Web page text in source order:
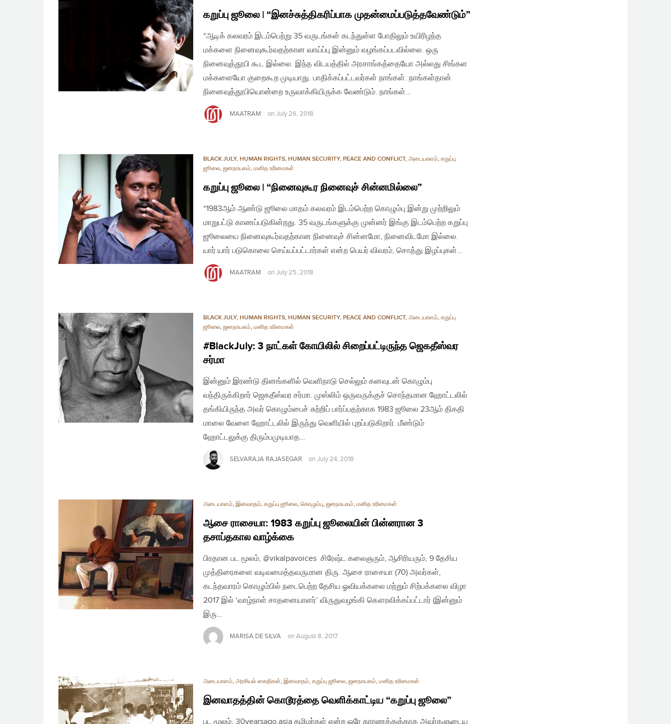
கறுப்பு ஜூலை | “இனச்சுத்திகரிப்பாக முதன்மைப்படுத்தவேண்டும்”
“ஆடிக் கலவரம் இடம்பெற்று 35 வருடங்கள் கடந்துள்ள போதிலும் உயிரிழந்த
மக்களை நினைவுகூர்வதற்கான வாய்ப்பு இன்னும் வழங்கப்படவில்லை. ஒரு
நினைவுத்தூபி கூட இல்லை. இந்த விடயத்தில் அரசாங்கத்தையோ அல்லது சிங்கள
மக்களையோ குறைகூற முடியாது. பாதிக்கப்பட்டவர்கள் நாங்கள். நாங்கள்தான்
நினைவுத்தூபியொன்றை உருவாக்கியிருக்க வேண்டும். நாங்கள்…
MAATRAM on July 26, 2018
BLACK JULY, HUMAN RIGHTS, HUMAN SECURITY, PEACE AND CONFLICT, அடையாளம், கறுப்பு
ஜூலை, ஜனநாயகம், மனித உரிமைகள்
கறுப்பு ஜூலை | “நினைவுகூர நினைவுச் சின்னமில்லை”
“1983ஆம் ஆண்டு ஜூலை மாதம் கலவரம் இடம்பெற்ற கொழும்பு இன்று முற்றிலும்
மாறுபட்டு காணப்படுகின்றது. 35 வருடங்களுக்கு முன்னர் இங்கு இடம்பெற்ற கறுப்பு
ஜூலையை நினைவுகூர்வதற்கான நினைவுச் சின்னமோ, நினைவிடமோ இல்லை.
யார் யார் படுகொலை செய்யப்பட்டார்கள் என்ற பெயர் விவரம், சொத்து இழப்புகள்…
MAATRAM on July 25, 2018
BLACK JULY, HUMAN RIGHTS, HUMAN SECURITY, PEACE AND CONFLICT, அடையாளம், கறுப்பு
ஜூலை, ஜனநாயகம், மனித உரிமைகள்
#BlackJuly: 3 நாட்கள் கோயிலில் சிறைப்பட்டிருந்த ஜெகதீஸ்வர
சர்மா
இன்னும் இரண்டு தினங்களில் வெளிநாடு செல்லும் கனவுடன் கொழும்பு
வந்திருக்கிறார் ஜெகதீஸ்வர சர்மா. முஸ்லிம் ஒருவருக்குச் சொந்தமான ஹோட்டலில்
தங்கியிருந்த அவர் கொழும்பைச் சுற்றிப் பார்ப்பதற்காக 1983 ஜூலை 23ஆம் திகதி
மாலை வேளை ஹோட்டலில் இருந்து வெளியில் புறப்படுகிறார். மீண்டும்
ஹோட்டலுக்கு திரும்பமுடியாத…
SELVARAJA RAJASEGAR on July 24, 2018
அடையாளம், இனவாதம், கறுப்பு ஜூலை, கொழும்பு, ஜனநாயகம், மனித உரிமைகள்
ஆசை ராசையா: 1983 கறுப்பு ஜூலையின் பின்னரான 3
தசாப்தகால வாழ்க்கை
பிரதான பட மூலம், @vikalpavoices சிரேஷ்ட கலைஞரும், ஆசிரியரும், 9 தேசிய
முத்திரைகளை வடிவமைத்தவருமான திரு. ஆசை ராசையா (70) அவர்கள்,
கடந்தவாரம் கொழும்பில் நடைபெற்ற தேசிய ஓவியக்கலை மற்றும் சிற்பக்கலை விழா
2017 இல் ‘வாழ்நாள் சாதனையாளர்’ விருதுவழங்கி கௌரவிக்கப்பட்டார் (இன்னும்
இரு…
MARISA DE SILVA on August 8, 2017
அடையாளம், அரசியல் கைதிகள், இனவாதம், கறுப்பு ஜூலை, ஜனநாயகம், மனித உரிமைகள்
இனவாதத்தின் கொடூரத்தை வெளிக்காட்டிய “கறுப்பு ஜூலை”
பட மூலம், 30yearsago.asia தமிழர்கள் என்ற ஒரே காரணத்துக்காக அவர்களுடைய